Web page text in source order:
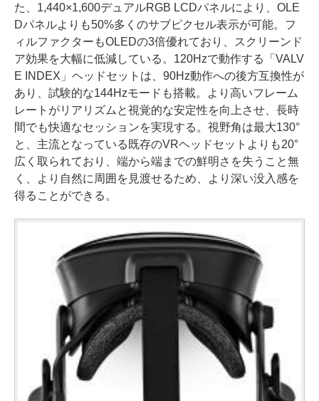
た、1,440×1,600デュアルRGB LCDパネルにより、OLE
Dパネルよりも50%多くのサブピクセル表示が可能。フ
ィルファクターもOLEDの3倍優れており、スクリーンド
ア効果を大幅に低減している。120Hzで動作する「VALV
E INDEX」ヘッドセットは、90Hz動作への後方互換性が
あり、試験的な144Hzモードも搭載。より高いフレーム
レートがリアリズムと視覚的な安定性を向上させ、長時
間でも快適なセッションを実現する。視野角は最大130°
と、主流となっている既存のVRヘッドセットよりも20°
広く取られており、端から端までの鮮明さを失うこと無
く、より自然に周囲を見渡せるため、より深い没入感を
得ることができる。